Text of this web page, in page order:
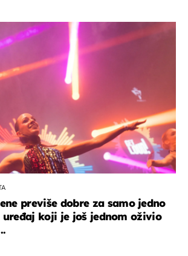
previše dobre za samo jedno
uređaj koji je još jednom oživio